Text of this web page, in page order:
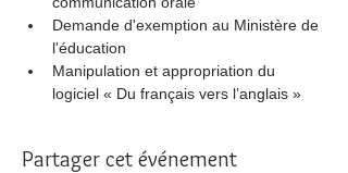
Demande d'exemption au Ministère de
l'éducation
Manipulation et appropriation du
logiciel « Du français vers l’anglais »
Partager cet événement